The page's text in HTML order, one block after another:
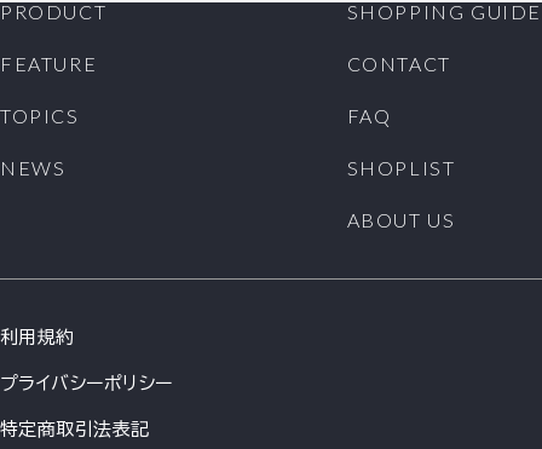
PRODUCT
FEATURE
TOPICS
NEWS
SHOPPING GUIDE
CONTACT
FAQ
SHOPLIST
ABOUT US
利用規約
プライバシーポリシー
特定商取引法表記